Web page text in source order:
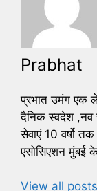
Prabhat
प्रभात उमंग एक
दैनिक स्वदेश ,नव
सेवाएं 10 वर्षो
एसोसिएशन मुंबई
View all